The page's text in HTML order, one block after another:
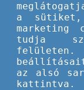
a sütiket,
marketing
tudja
az alsó
kattintva.